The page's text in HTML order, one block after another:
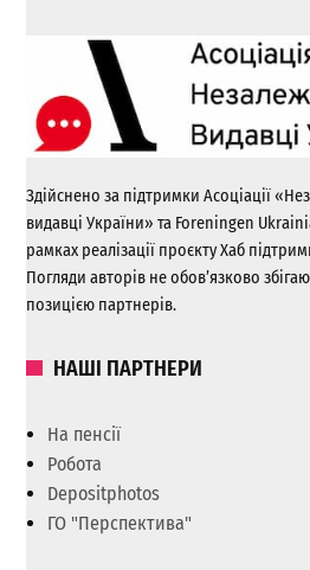
Здійснено за підтримки Асоціації
видавці України» та Foreningen
рамках реалізації проєкту Хаб
Погляди авторів не обов’язково
позицією партнерів.
НАШІ ПАРТНЕРИ
На пенсії
Робота
Depositphotos
ГО "Перспектива"